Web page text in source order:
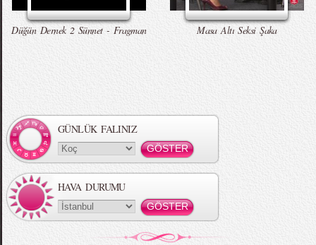
Düğün Dernek 2 Sünnet - Fragman Masa Altı Seksi Şaka
GÜNLÜK FALINIZ
HAVA DURUMU